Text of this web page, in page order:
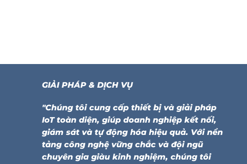
GIẢI PHÁP & DỊCH VỤ
"Chúng tôi cung cấp thiết bị và giải pháp
IoT toàn diện, giúp doanh nghiệp kết nối,
giám sát và tự động hóa hiệu quả. Với nền
tảng công nghệ vững chắc và đội ngũ
chuyên gia giàu kinh nghiệm, chúng tôi